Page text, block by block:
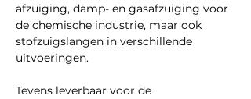
afzuiging, damp- en gasafzuiging voor
de chemische industrie, maar ook
stofzuigslangen in verschillende
uitvoeringen.
Tevens leverbaar voor de